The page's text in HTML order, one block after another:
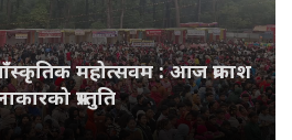
महोत्सवम : आज प्रकाश
प्रस्तुति